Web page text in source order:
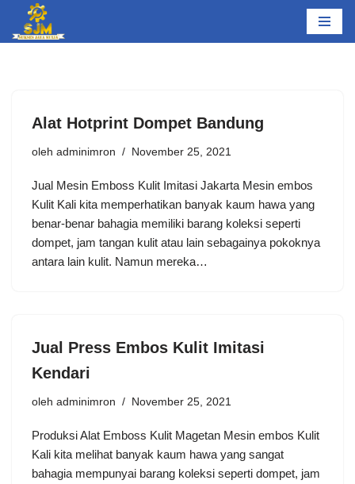
Lompat
Alat Hotprint Dompet Bandung
oleh adminimron November 25, 2021
Jual Mesin Emboss Kulit Imitasi Jakarta Mesin embos
Kulit Kali kita memperhatikan banyak kaum hawa yang
benar-benar bahagia memiliki barang koleksi seperti
dompet, jam tangan kulit atau lain sebagainya pokoknya
antara lain kulit. Namun mereka…
Jual Press Embos Kulit Imitasi
Kendari
oleh adminimron November 25, 2021
Produksi Alat Emboss Kulit Magetan Mesin embos Kulit
Kali kita melihat banyak kaum hawa yang sangat
bahagia mempunyai barang koleksi seperti dompet, jam